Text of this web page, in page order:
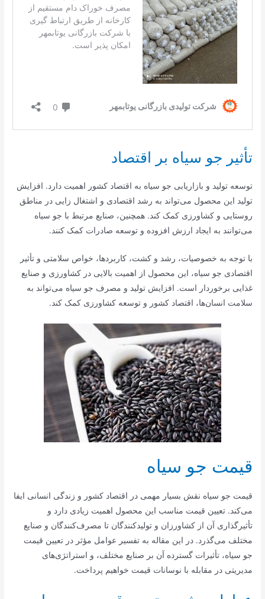
تأثیر جو سیاه بر اقتصاد
توسعه تولید و بازاریابی جو سیاه به اقتصاد کشور اهمیت دارد. افزایش
تولید این محصول می‌تواند به رشد اقتصادی و اشتغال زایی در مناطق
روستایی و کشاورزی کمک کند. همچنین، صنایع مرتبط با جو سیاه
می‌توانند به ایجاد ارزش افزوده و توسعه صادرات کمک کنند.
با توجه به خصوصیات، رشد و کشت، کاربردها، خواص سلامتی و تأثیر
اقتصادی جو سیاه، این محصول از اهمیت بالایی در کشاورزی و صنایع
غذایی برخوردار است. افزایش تولید و مصرف جو سیاه می‌تواند به
سلامت انسان‌ها، اقتصاد کشور و توسعه کشاورزی کمک کند.
قیمت جو سیاه
قیمت جو سیاه نقش بسیار مهمی در اقتصاد کشور و زندگی انسانی ایفا
می‌کند. تعیین قیمت مناسب این محصول اهمیت زیادی دارد و
تأثیرگذاری آن از کشاورزان و تولیدکنندگان تا مصرف‌کنندگان و صنایع
مختلف می‌گذرد. در این مقاله به تفسیر عوامل مؤثر در تعیین قیمت
جو سیاه، تأثیرات گسترده آن بر صنایع مختلف، و استراتژی‌های
مدیریتی در مقابله با نوسانات قیمت خواهیم پرداخت.